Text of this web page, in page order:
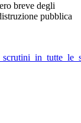
breve degli
pubblica